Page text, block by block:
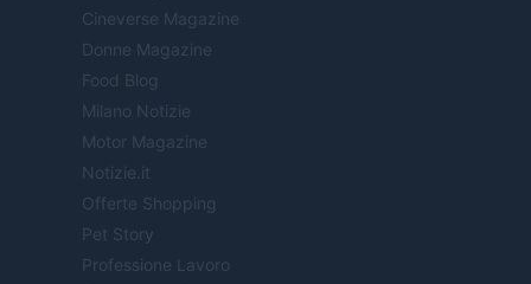
Cineverse Magazine
Donne Magazine
Food Blog
Milano Notizie
Motor Magazine
Notizie.it
Offerte Shopping
Pet Story
Professione Lavoro